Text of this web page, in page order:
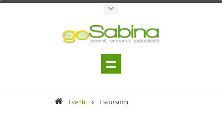
Eventi Escursioni